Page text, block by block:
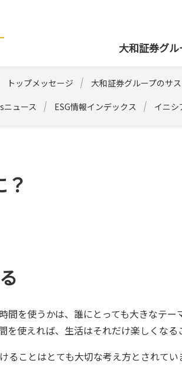
大和証券グ
トップメッセージ 大和証券グループのサ
ニュース ESG情報インデックス イニシ
間を使うかは、誰にとっても大きなテ
を使えれば、生活はそれだけ楽しくな
ることはとても大切な考え方とされて